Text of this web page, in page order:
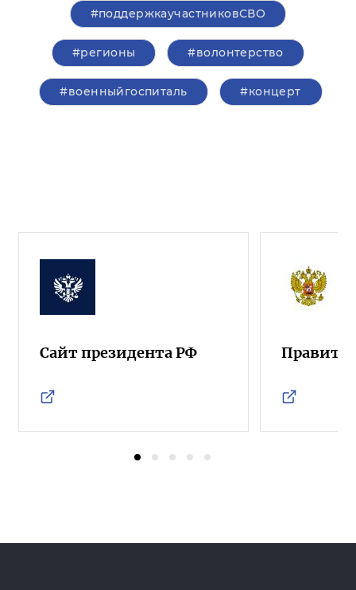
#поддержкаучастниковСВО
#регионы #волонтерство
#военныйгоспиталь #концерт
Сайт президента РФ